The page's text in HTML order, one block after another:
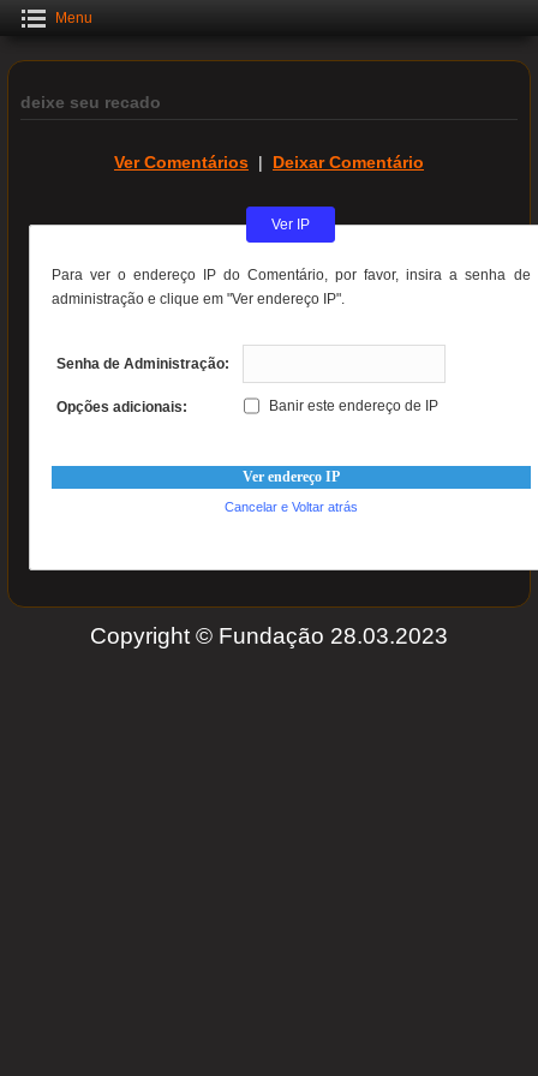
Menu
deixe seu recado
Ver Comentários | Deixar Comentário
Ver IP
Para ver o endereço IP do Comentário, por favor, insira a senha de
administração e clique em "Ver endereço IP".
Senha de Administração:
Opções adicionais: Banir este endereço de IP
Cancelar e Voltar atrás
Copyright © Fundação 28.03.2023